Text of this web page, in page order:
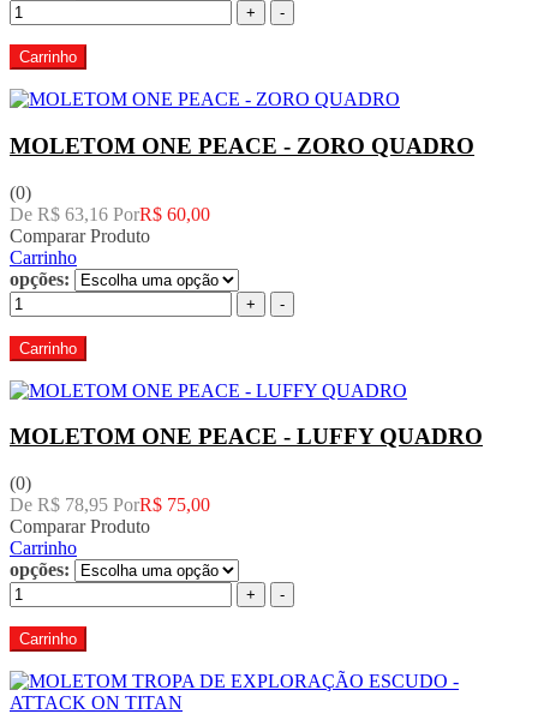
+ -
Carrinho
MOLETOM ONE PEACE - ZORO QUADRO
(0)
De R$ 63,16 PorR$ 60,00
Comparar Produto
Carrinho
opções:
+ -
Carrinho
MOLETOM ONE PEACE - LUFFY QUADRO
(0)
De R$ 78,95 PorR$ 75,00
Comparar Produto
Carrinho
opções:
+ -
Carrinho